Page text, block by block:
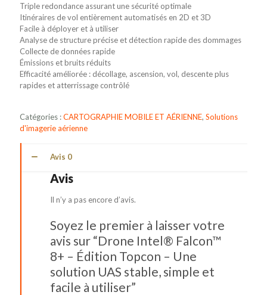
Triple redondance assurant une sécurité optimale
Itinéraires de vol entièrement automatisés en 2D et 3D
Facile à déployer et à utiliser
Analyse de structure précise et détection rapide des dommages
Collecte de données rapide
Émissions et bruits réduits
Efficacité améliorée : décollage, ascension, vol, descente plus
rapides et atterrissage contrôlé
Catégories :CARTOGRAPHIE MOBILE ET AÉRIENNE, Solutions
d'imagerie aérienne
Avis 0
Avis
Il n’y a pas encore d’avis.
Soyez le premier à laisser votre
avis sur “Drone Intel® Falcon™
8+ – Édition Topcon – Une
solution UAS stable, simple et
facile à utiliser”